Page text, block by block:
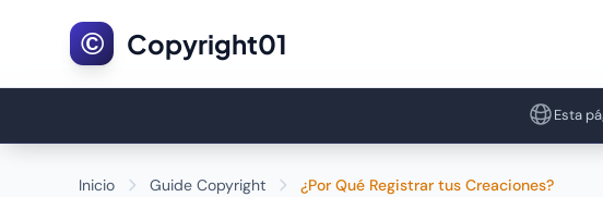
© Copyright01
Esta
Inicio Guide Copyright ¿Por Qué Registrar tus Creaciones?